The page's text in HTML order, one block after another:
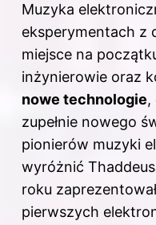
Muzyka
eksperymentach z
miejsce na
inżynierowie oraz
nowe technologie,
zupełnie nowego
pionierów muzyki
wyróżnić
roku
pierwszych